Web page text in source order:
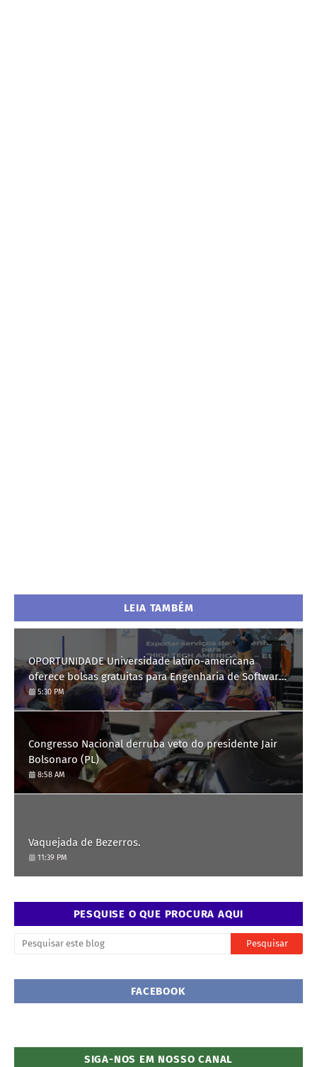
LEIA TAMBÉM
OPORTUNIDADE Universidade latino-americana
oferece bolsas gratuitas para Engenharia de Software;
saiba como se candidatar
5:30 PM
Congresso Nacional derruba veto do presidente Jair
Bolsonaro (PL)
8:58 AM
Vaquejada de Bezerros.
11:39 PM
PESQUISE O QUE PROCURA AQUI
FACEBOOK
SIGA-NOS EM NOSSO CANAL